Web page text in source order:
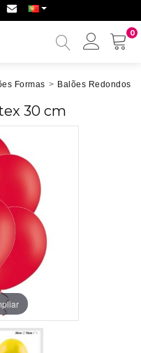
0
Minha
Formas > Balões Redondos
30 cm